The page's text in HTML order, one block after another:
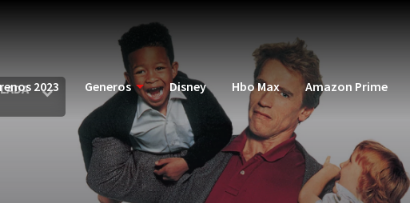
2023 Generos Disney Hbo Max Amazon Prime